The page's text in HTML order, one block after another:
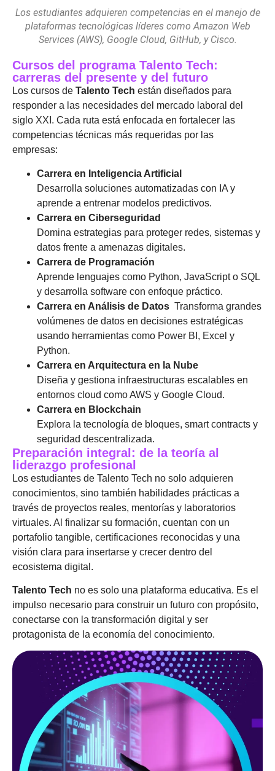
Los estudiantes adquieren competencias en el manejo de
plataformas tecnológicas líderes como Amazon Web
Services (AWS), Google Cloud, GitHub, y Cisco.
Cursos del programa Talento Tech:
carreras del presente y del futuro
Los cursos de Talento Tech están diseñados para
responder a las necesidades del mercado laboral del
siglo XXI. Cada ruta está enfocada en fortalecer las
competencias técnicas más requeridas por las
empresas:
Carrera en Inteligencia Artificial
Desarrolla soluciones automatizadas con IA y
aprende a entrenar modelos predictivos.
Carrera en Ciberseguridad
Domina estrategias para proteger redes, sistemas y
datos frente a amenazas digitales.
Carrera de Programación
Aprende lenguajes como Python, JavaScript o SQL
y desarrolla software con enfoque práctico.
Carrera en Análisis de Datos Transforma grandes
volúmenes de datos en decisiones estratégicas
usando herramientas como Power BI, Excel y
Python.
Carrera en Arquitectura en la Nube
Diseña y gestiona infraestructuras escalables en
entornos cloud como AWS y Google Cloud.
Carrera en Blockchain
Explora la tecnología de bloques, smart contracts y
seguridad descentralizada.
Preparación integral: de la teoría al
liderazgo profesional
Los estudiantes de Talento Tech no solo adquieren
conocimientos, sino también habilidades prácticas a
través de proyectos reales, mentorías y laboratorios
virtuales. Al finalizar su formación, cuentan con un
portafolio tangible, certificaciones reconocidas y una
visión clara para insertarse y crecer dentro del
ecosistema digital.
Talento Tech no es solo una plataforma educativa. Es el
impulso necesario para construir un futuro con propósito,
conectarse con la transformación digital y ser
protagonista de la economía del conocimiento.